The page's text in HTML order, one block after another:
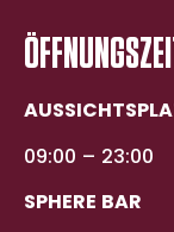
09:00 – 23:00
SPHERE BAR